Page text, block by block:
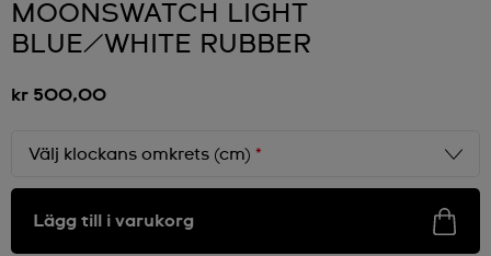
MOONSWATCH LIGHT
BLUE/WHITE RUBBER
kr 500,00
Välj klockans omkrets (cm) *
Lägg till i varukorg